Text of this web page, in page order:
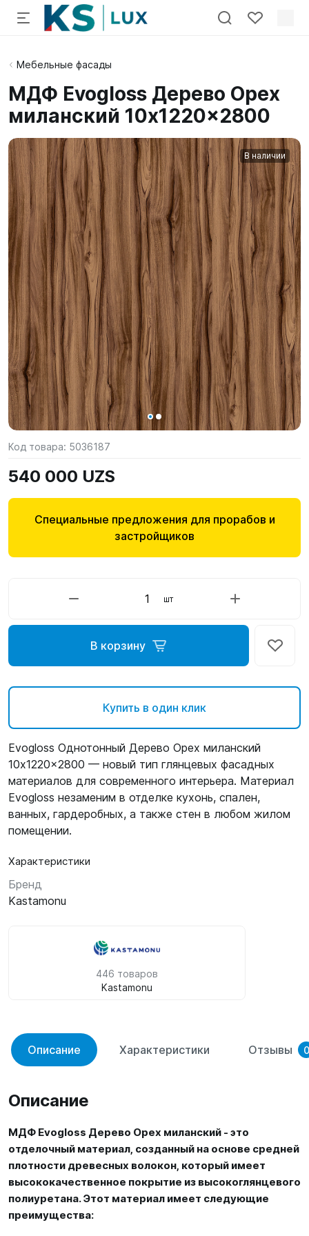
Мебельные фасады
МДФ Evogloss Дерево Орех
миланский 10x1220x2800
В наличии
Код товара: 5036187
540 000 UZS
Специальные предложения для прорабов и
застройщиков
шт
В корзину
Купить в один клик
Evogloss Однотонный Дерево Орех миланский
10x1220x2800 — новый тип глянцевых фасадных
материалов для современного интерьера. Материал
Evogloss незаменим в отделке кухонь, спален,
ванных, гардеробных, а также стен в любом жилом
помещении.
Характеристики
Бренд
Kastamonu
446 товаров
Kastamonu
Описание Характеристики Отзывы 0
Описание
МДФ Evogloss Дерево Орех миланский - это
отделочный материал, созданный на основе средней
плотности древесных волокон, который имеет
высококачественное покрытие из высокоглянцевого
полиуретана. Этот материал имеет следующие
преимущества: